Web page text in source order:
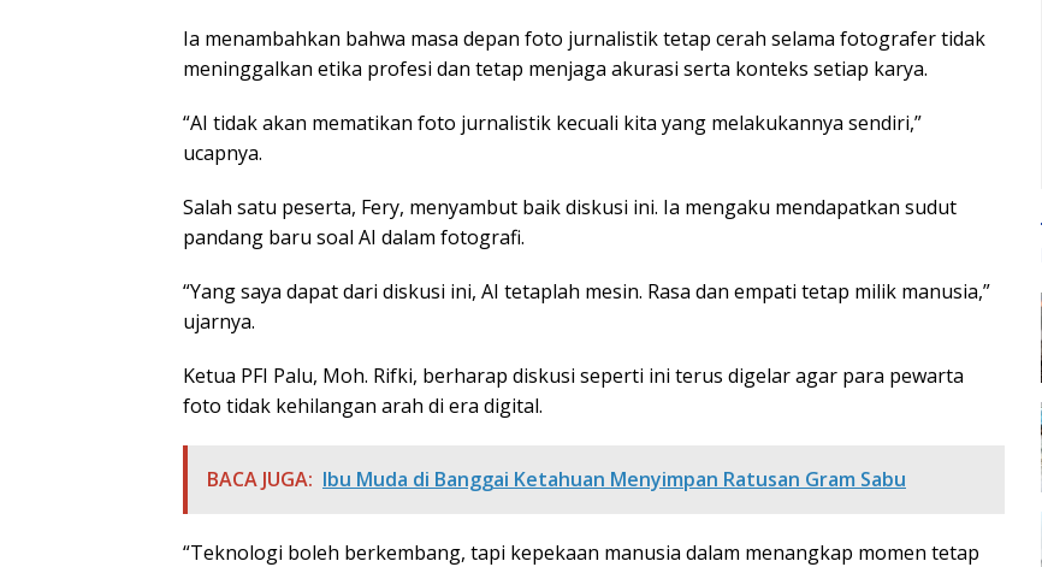
Ia menambahkan bahwa masa depan foto jurnalistik tetap cerah selama fotografer tidak
meninggalkan etika profesi dan tetap menjaga akurasi serta konteks setiap karya.
“AI tidak akan mematikan foto jurnalistik kecuali kita yang melakukannya sendiri,”
ucapnya.
Salah satu peserta, Fery, menyambut baik diskusi ini. Ia mengaku mendapatkan sudut
pandang baru soal AI dalam fotografi.
“Yang saya dapat dari diskusi ini, AI tetaplah mesin. Rasa dan empati tetap milik manusia,”
ujarnya.
Ketua PFI Palu, Moh. Rifki, berharap diskusi seperti ini terus digelar agar para pewarta
foto tidak kehilangan arah di era digital.
BACA JUGA: Ibu Muda di Banggai Ketahuan Menyimpan Ratusan Gram Sabu
“Teknologi boleh berkembang, tapi kepekaan manusia dalam menangkap momen tetap